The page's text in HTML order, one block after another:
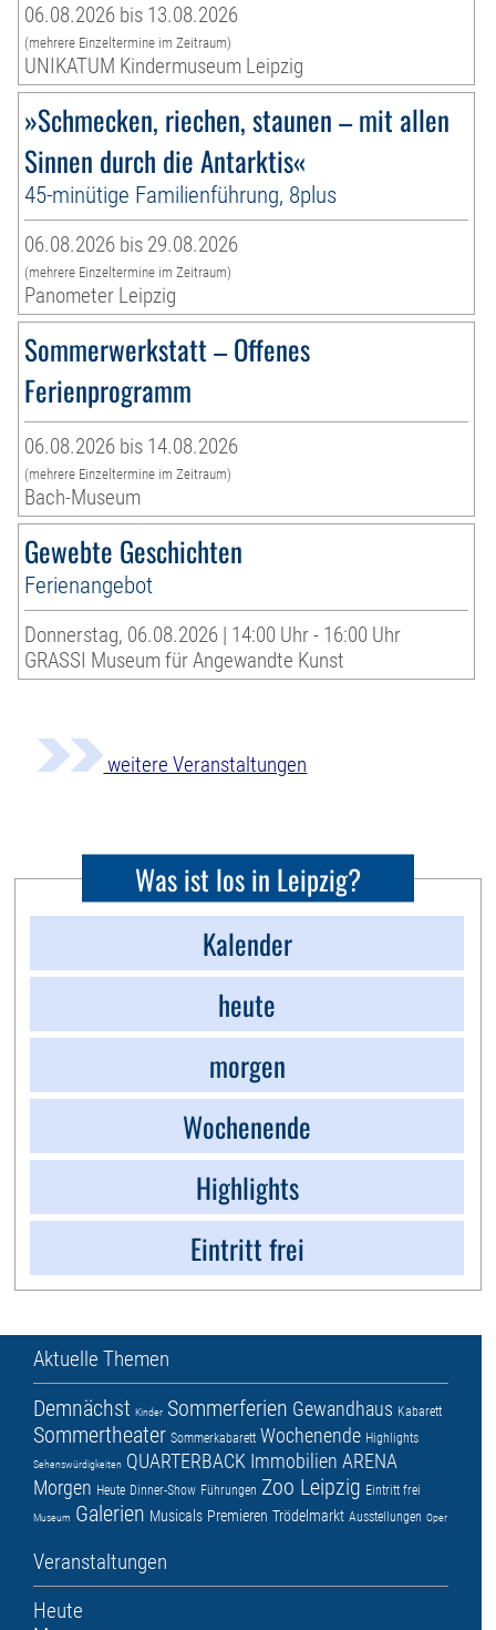
06.08.2026 bis 13.08.2026
(mehrere Einzeltermine im Zeitraum)
UNIKATUM Kindermuseum Leipzig
»Schmecken, riechen, staunen – mit allen
Sinnen durch die Antarktis«
45-minütige Familienführung, 8plus
06.08.2026 bis 29.08.2026
(mehrere Einzeltermine im Zeitraum)
Panometer Leipzig
Sommerwerkstatt – Offenes
Ferienprogramm
06.08.2026 bis 14.08.2026
(mehrere Einzeltermine im Zeitraum)
Bach-Museum
Gewebte Geschichten
Ferienangebot
Donnerstag, 06.08.2026 | 14:00 Uhr - 16:00 Uhr
GRASSI Museum für Angewandte Kunst
weitere Veranstaltungen
Was ist los in Leipzig?
Kalender
heute
morgen
Wochenende
Highlights
Eintritt frei
Aktuelle Themen
Demnächst Kinder Sommerferien Gewandhaus Kabarett
Sommertheater Sommerkabarett Wochenende Highlights
Sehenswürdigkeiten QUARTERBACK Immobilien ARENA
Morgen Heute Dinner-Show Führungen Zoo Leipzig Eintritt frei
Museum Galerien Musicals Premieren Trödelmarkt Ausstellungen Oper
Veranstaltungen
Heute